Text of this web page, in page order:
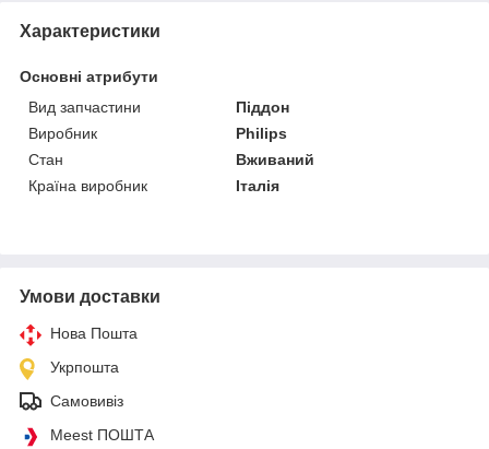
Характеристики
Основні атрибути
Вид запчастини
Піддон
Виробник
Philips
Стан
Вживаний
Країна виробник
Італія
Умови доставки
Нова Пошта
Укрпошта
Самовивіз
Meest ПОШТА